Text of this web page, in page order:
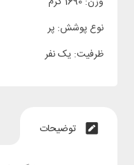
نوع پوشش: پر
ظرفیت: یک نفر
توضیحات